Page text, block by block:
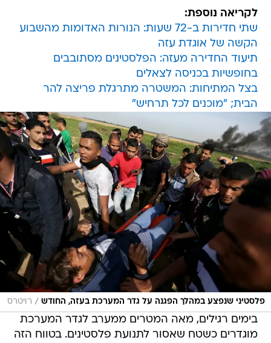
לקריאה נוספת:
שתי חדירות ב-72 שעות: הנורות האדומות מהשבוע
הקשה של אוגדת עזה
תיעוד החדירה מעזה: הפלסטינים מסתובבים
בחופשיות בכניסה לצאלים
בצל המתיחות: המשטרה מתרגלת פריצה להר
הבית; "מוכנים לכל תרחיש"
פלסטיני שנפצע במהלך הפגנה על גדר המערכת בעזה, החודש / רויטרס
בימים רגילים, מאה המטרים ממערב לגדר המערכת
מוגדרים כשטח שאסור לתנועת פלסטינים. בטווח הזה